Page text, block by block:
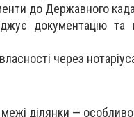
до Державного
документацію
через
ділянки —